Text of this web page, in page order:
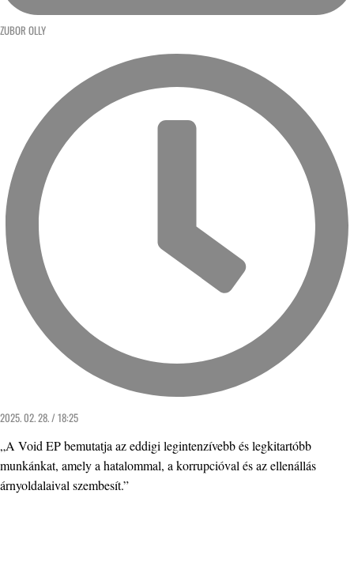
ZUBOR OLLY
2025. 02. 28. / 18:25
„A Void EP bemutatja az eddigi legintenzívebb és legkitartóbb
munkánkat, amely a hatalommal, a korrupcióval és az ellenállás
árnyoldalaival szembesít.”